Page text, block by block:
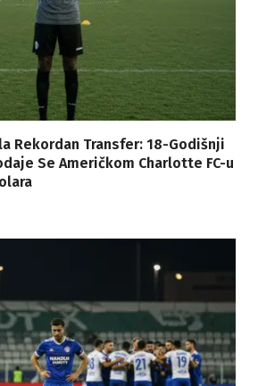
Rekordan Transfer: 18-Godišnji
Se Američkom Charlotte FC-u